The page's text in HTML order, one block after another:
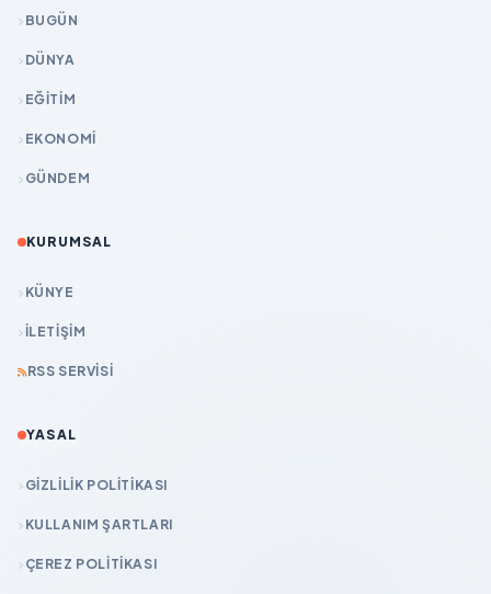
BUGÜN
DÜNYA
EĞİTİM
EKONOMİ
GÜNDEM
KURUMSAL
KÜNYE
İLETIŞIM
RSS SERVISI
YASAL
GIZLILIK POLITIKASI
KULLANIM ŞARTLARI
ÇEREZ POLITIKASI